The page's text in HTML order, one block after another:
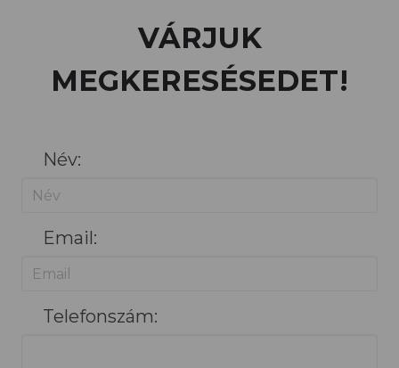
VÁRJUK
MEGKERESÉSEDET!
Név:
Email:
Telefonszám: